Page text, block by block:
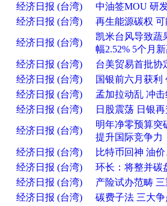
经济日报 (台湾)
中油签MOU 研
经济日报 (台湾)
再生能源碳权
经济日报 (台湾)
凯米台风导致蔬
幅2.52% 5个月
经济日报 (台湾)
台美贸易首批协
经济日报 (台湾)
国银前六月获利
经济日报 (台湾)
孟加拉动乱 冲
经济日报 (台湾)
日股震荡 日银
经济日报 (台湾)
明年净零预算突
提升国际竞争力
经济日报 (台湾)
比特币回神 油
经济日报 (台湾)
环长：将整并碳
经济日报 (台湾)
产险试办范畴 三
经济日报 (台湾)
碳费子法 三大争